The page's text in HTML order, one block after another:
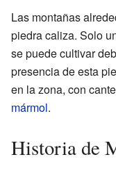
Las montañas
piedra caliza. Solo
se puede cultivar
presencia de esta
en la zona, con
mármol.
Historia de